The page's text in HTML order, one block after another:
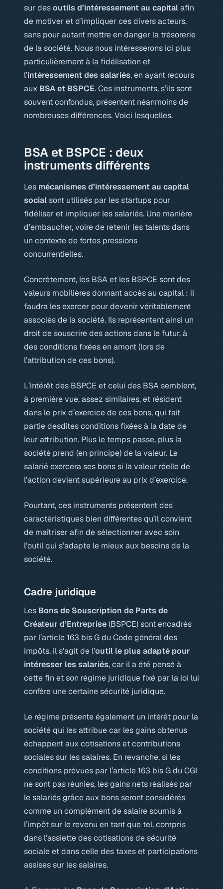
sur desoutils d’intéressement au capitalafin
de motiver et d’impliquer ces divers acteurs,
sans pour autant mettre en danger la trésorerie
de la société. Nous nous intéresserons ici plus
particulièrement à la fidélisation et
l’intéressement des salariés, en ayant recours
aux BSA et BSPCE. Ces instruments, s’ils sont
souvent confondus, présentent néanmoins de
nombreuses différences. Voici lesquelles.
BSA et BSPCE : deux
instruments différents
Les mécanismes d’intéressement au capital
socialsont utilisés par les startups pour
fidéliser et impliquer les salariés. Une manière
d’embaucher, voire de retenir les talents dans
un contexte de fortes pressions
concurrentielles.
Concrètement, les BSA et les BSPCE sont des
valeurs mobilières donnant accès au capital : il
faudra les exercer pour devenir véritablement
associés de la société. Ils représentent ainsi un
droit de souscrire des actions dans le futur, à
des conditions fixées en amont (lors de
l’attribution de ces bons).
L’intérêt des BSPCE et celui des BSA semblent,
à première vue, assez similaires, et résident
dans le prix d’exercicede ces bons, qui fait
partie desdites conditions fixées à la date de
leur attribution. Plus le temps passe, plus la
société prend (en principe) de la valeur. Le
salarié exercera ses bons si la valeur réelle de
l’action devient supérieure au prix d’exercice.
Pourtant, ces instruments présentent des
caractéristiques bien différentes qu’il convient
de maîtriser afin de sélectionner avec soin
l’outil qui s’adapte le mieux aux besoins de la
société.
Cadre juridique
Les Bons de Souscription de Parts de
Créateur d’Entreprise(BSPCE) sont encadrés
par l’article 163 bis G du Code général des
impôts, il s’agit de l’outil le plus adapté pour
intéresser les salariés, car il a été pensé à
cette fin et son régime juridique fixé par la loi lui
confère une certaine sécurité juridique.
Le régime présente également un intérêt pour la
société qui les attribue car les gains obtenus
échappent aux cotisations et contributions
sociales sur les salaires. En revanche, si les
conditions prévues par l’article 163 bis G du CGI
ne sont pas réunies, les gains nets réalisés par
le salariés grâce aux bons seront considérés
comme un complément de salaire soumis à
l’impôt sur le revenu en tant que tel, compris
dans l’assiette des cotisations de sécurité
sociale et dans celle des taxes et participations
assises sur les salaires.